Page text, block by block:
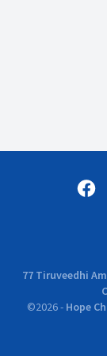
77 Tiruveedhi
©2026- Hope